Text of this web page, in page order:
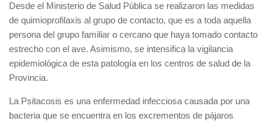
Desde el Ministerio de Salud Pública se realizaron las medidas
de quimioprofilaxis al grupo de contacto, que es a toda aquella
persona del grupo familiar o cercano que haya tomado contacto
estrecho con el ave. Asimismo, se intensifica la vigilancia
epidemiológica de esta patología en los centros de salud de la
Provincia.
La Psitacosis es una enfermedad infecciosa causada por una
bacteria que se encuentra en los excrementos de pájaros